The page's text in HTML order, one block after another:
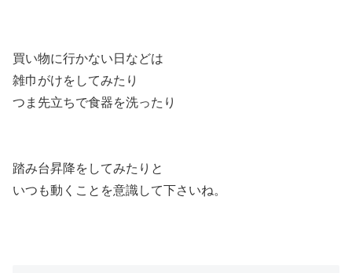
買い物に行かない日などは
雑巾がけをしてみたり
つま先立ちで食器を洗ったり
踏み台昇降をしてみたりと
いつも動くことを意識して下さいね。